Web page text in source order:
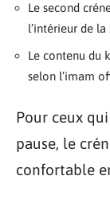
Le second
l’intérieur de
Le contenu du
selon l’imam
Pour ceux
pause, le
confortable